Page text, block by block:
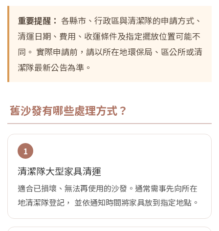
重要提醒： 各縣市、行政區與清潔隊的申請方式、
清運日期、費用、收運條件及指定擺放位置可能不
同。 實際申請前，請以所在地環保局、區公所或清
潔隊最新公告為準。
舊沙發有哪些處理方式？
1
清潔隊大型家具清運
適合已損壞、無法再使用的沙發。通常需事先向所在
地清潔隊登記， 並依通知時間將家具放到指定地點。